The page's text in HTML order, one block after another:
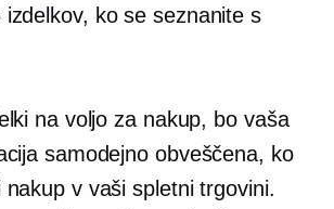
izdelkov, ko se seznanite s
na voljo za nakup, bo vaša
samodejno obveščena, ko
v vaši spletni trgovini.